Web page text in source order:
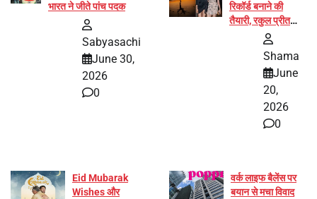
भारत ने जीते पांच पदक
Sabyasachi
June 30,
2026
0
रिकॉर्ड बनाने की
तैयारी, रकुल प्रीत
और प्रज्ञा जायसवाल
Shama
June
20,
2026
0
Eid Mubarak
Wishes और
वर्क लाइफ बैलेंस पर
बयान से मचा विवाद